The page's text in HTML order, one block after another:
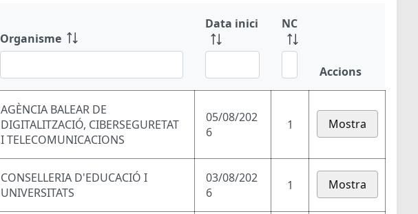
Organisme
Data inici NC
Accions
AGÈNCIA BALEAR DE
DIGITALITZACIÓ, CIBERSEGURETAT
I TELECOMUNICACIONS
05/08/202
6
1 Mostra
CONSELLERIA D'EDUCACIÓ I
UNIVERSITATS
03/08/202
6
1 Mostra